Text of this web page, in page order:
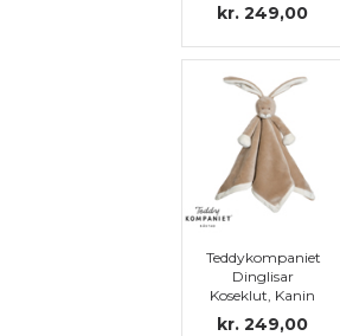
kr. 249,00
Teddykompaniet
Dinglisar
Koseklut, Kanin
kr. 249,00